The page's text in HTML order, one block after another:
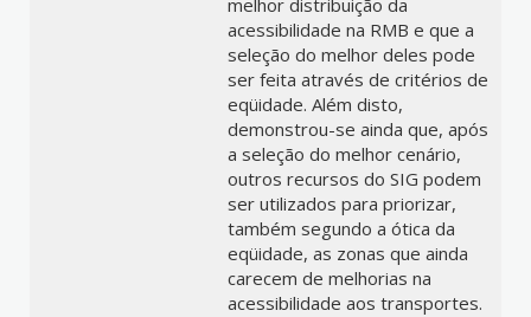
melhor distribuição da
acessibilidade na RMB e que a
seleção do melhor deles pode
ser feita através de critérios de
eqüidade. Além disto,
demonstrou-se ainda que, após
a seleção do melhor cenário,
outros recursos do SIG podem
ser utilizados para priorizar,
também segundo a ótica da
eqüidade, as zonas que ainda
carecem de melhorias na
acessibilidade aos transportes.